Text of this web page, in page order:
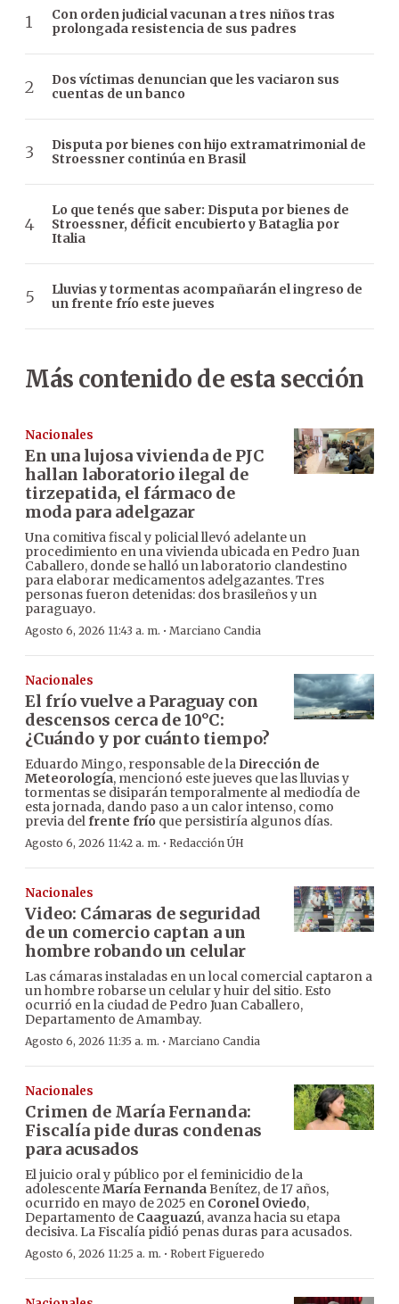
Con orden judicial vacunan a tres niños tras
prolongada resistencia de sus padres
Dos víctimas denuncian que les vaciaron sus
cuentas de un banco
Disputa por bienes con hijo extramatrimonial de
Stroessner continúa en Brasil
Lo que tenés que saber: Disputa por bienes de
Stroessner, déficit encubierto y Bataglia por
Italia
Lluvias y tormentas acompañarán el ingreso de
un frente frío este jueves
Más contenido de esta sección
Nacionales
En una lujosa vivienda de PJC
hallan laboratorio ilegal de
tirzepatida, el fármaco de
moda para adelgazar
Una comitiva fiscal y policial llevó adelante un
procedimiento en una vivienda ubicada en Pedro Juan
Caballero, donde se halló un laboratorio clandestino
para elaborar medicamentos adelgazantes. Tres
personas fueron detenidas: dos brasileños y un
paraguayo.
Agosto 6, 2026 11:43 a. m. · Marciano Candia
Nacionales
El frío vuelve a Paraguay con
descensos cerca de 10°C:
¿Cuándo y por cuánto tiempo?
Eduardo Mingo, responsable de la Dirección de
Meteorología, mencionó este jueves que las lluvias y
tormentas se disiparán temporalmente al mediodía de
esta jornada, dando paso a un calor intenso, como
previa delfrente frío que persistiría algunos días.
Agosto 6, 2026 11:42 a. m. · Redacción ÚH
Nacionales
Video: Cámaras de seguridad
de un comercio captan a un
hombre robando un celular
Las cámaras instaladas en un local comercial captaron a
un hombre robarse un celular y huir del sitio. Esto
ocurrió en la ciudad de Pedro Juan Caballero,
Departamento de Amambay.
Agosto 6, 2026 11:35 a. m. · Marciano Candia
Nacionales
Crimen de María Fernanda:
Fiscalía pide duras condenas
para acusados
El juicio oral y público por el feminicidio de la
adolescenteMaría FernandaBenítez, de 17 años,
ocurrido en mayo de 2025 en Coronel Oviedo,
Departamento de Caaguazú, avanza hacia su etapa
decisiva. La Fiscalía pidió penas duras para acusados.
Agosto 6, 2026 11:25 a. m. · Robert Figueredo